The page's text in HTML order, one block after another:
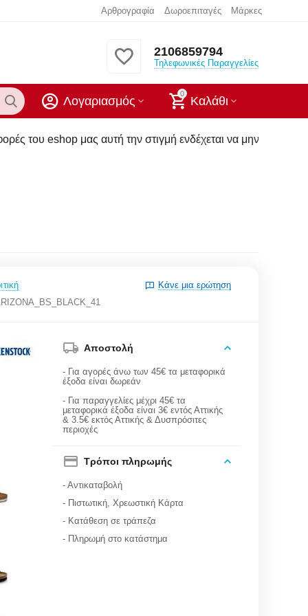
Αρθρογραφία Δωροεπιταγές Μάρκες
2106859794
Τηλεφωνικές Παραγγελίες
0
Καλάθι
Λογαριασμός
αυτή την στιγμή ενδέχεται να μην υπάρχουν στα
Κάνε μια ερώτηση
Αποστολή
- Για αγορές άνω των 45€ τα μεταφορικά
έξοδα είναι δωρεάν
- Για παραγγελίες μέχρι 45€ τα
μεταφορικά έξοδα είναι 3€ εντός Αττικής
& 3.5€ εκτός Αττικής & Δυσπρόσιτες
περιοχές
Τρόποι πληρωμής
- Αντικαταβολή
- Πιστωτική, Χρεωστική Κάρτα
- Κατάθεση σε τράπεζα
- Πληρωμή στο κατάστημα